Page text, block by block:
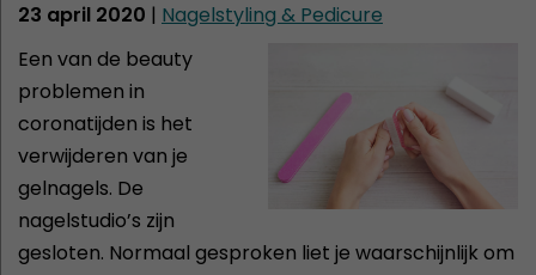
23 april 2020 | Nagelstyling & Pedicure
Een van de beauty
problemen in
coronatijden is het
verwijderen van je
gelnagels. De
nagelstudio’s zijn
gesloten. Normaal gesproken liet je waarschijnlijk om